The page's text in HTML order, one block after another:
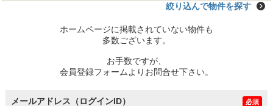
絞り込んで物件を探す
ホームページに掲載されていない物件も
多数ございます。
お手数ですが、
会員登録フォームよりお問合せ下さい。
メールアドレス（ログインID） 必須